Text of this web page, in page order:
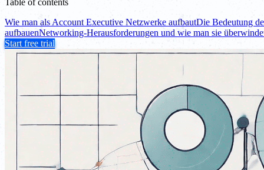
Wie man als Account Executive Netzwerke aufbautDie Bedeutung
aufbauenNetworking-Herausforderungen und wie man sie
Start free trial